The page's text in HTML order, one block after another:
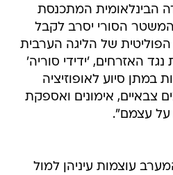
הבינלאומית המתכנסת
המשטר הסורי יסרב לקבל
של הליגה הערבית
נגד האזרחים, 'ידידי סוריה'
במתן סיוע לאופוזיציה
צבאיים, אימונים ואספקת
על עצמם".
עוצמות עיניהן למול